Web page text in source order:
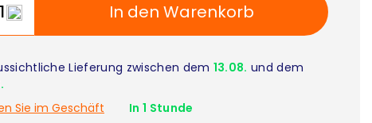
In den Warenkorb
Lieferung zwischen dem 13.08. und dem
Sie im Geschäft
In 1 Stunde